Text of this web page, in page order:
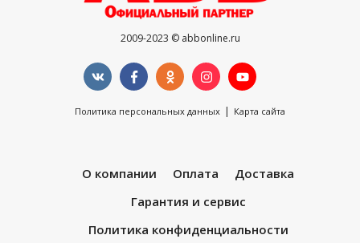
2009-2023 © abbonline.ru
Политика персональных данных | Карта сайта
О компании Оплата
Доставка
Гарантия и сервис
Политика конфиденциальности